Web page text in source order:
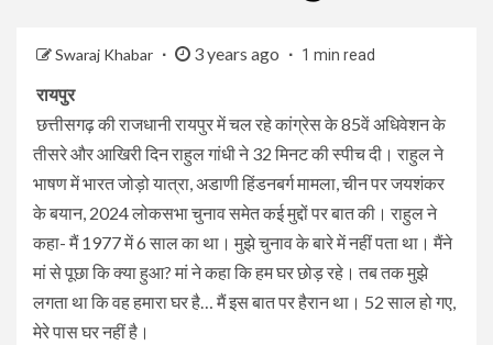
Swaraj Khabar 3 years ago 1 min read
रायपुर
छत्तीसगढ़ की राजधानी रायपुर में चल रहे कांग्रेस के 85वें अधिवेशन के
तीसरे और आखिरी दिन राहुल गांधी ने 32 मिनट की स्पीच दी। राहुल ने
भाषण में भारत जोड़ो यात्रा, अडाणी हिंडनबर्ग मामला, चीन पर जयशंकर
के बयान, 2024 लोकसभा चुनाव समेत कई मुद्दों पर बात की। राहुल ने
कहा- मैं 1977 में 6 साल का था। मुझे चुनाव के बारे में नहीं पता था। मैंने
मां से पूछा कि क्या हुआ? मां ने कहा कि हम घर छोड़ रहे। तब तक मुझे
लगता था कि वह हमारा घर है… मैं इस बात पर हैरान था। 52 साल हो गए,
मेरे पास घर नहीं है।